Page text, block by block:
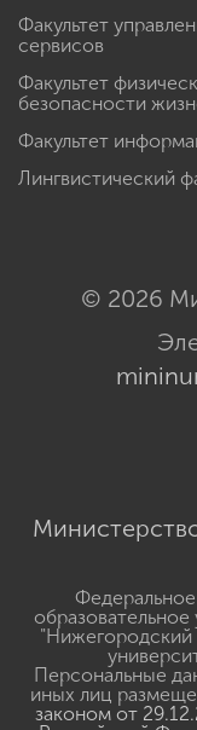
Факультет
сервисов
Факультет
безопасности
Факультет
Лингвистический
© 2026
"Нижегородский
Персональные
иных лиц
законом от